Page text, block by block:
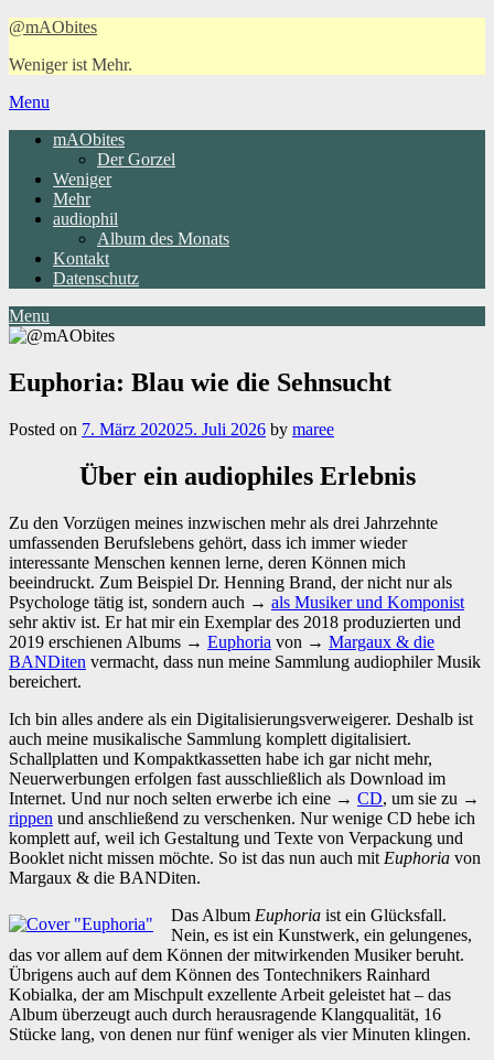
Skip
content
@mAObites
Weniger ist Mehr.
Menu
mAObites
Der Gorzel
Weniger
Mehr
audiophil
Album des Monats
Kontakt
Datenschutz
Menu
Euphoria: Blau wie die Sehnsucht
Posted on 7. März 202025. Juli 2026 by maree
Über ein audiophiles Erlebnis
Zu den Vorzügen meines inzwischen mehr als drei Jahrzehnte
umfassenden Berufslebens gehört, dass ich immer wieder
interessante Menschen kennen lerne, deren Können mich
beeindruckt. Zum Beispiel Dr. Henning Brand, der nicht nur als
Psychologe tätig ist, sondern auch → als Musiker und Komponist
sehr aktiv ist. Er hat mir ein Exemplar des 2018 produzierten und
2019 erschienen Albums → Euphoria von → Margaux & die
BANDiten vermacht, dass nun meine Sammlung audiophiler Musik
bereichert.
Ich bin alles andere als ein Digitalisierungsverweigerer. Deshalb ist
auch meine musikalische Sammlung komplett digitalisiert.
Schallplatten und Kompaktkassetten habe ich gar nicht mehr,
Neuerwerbungen erfolgen fast ausschließlich als Download im
Internet. Und nur noch selten erwerbe ich eine → CD, um sie zu →
rippen und anschließend zu verschenken. Nur wenige CD hebe ich
komplett auf, weil ich Gestaltung und Texte von Verpackung und
Booklet nicht missen möchte. So ist das nun auch mit Euphoria von
Margaux & die BANDiten.
Das Album Euphoria ist ein Glücksfall.
Nein, es ist ein Kunstwerk, ein gelungenes,
das vor allem auf dem Können der mitwirkenden Musiker beruht.
Übrigens auch auf dem Können des Tontechnikers Rainhard
Kobialka, der am Mischpult exzellente Arbeit geleistet hat – das
Album überzeugt auch durch herausragende Klangqualität, 16
Stücke lang, von denen nur fünf weniger als vier Minuten klingen.